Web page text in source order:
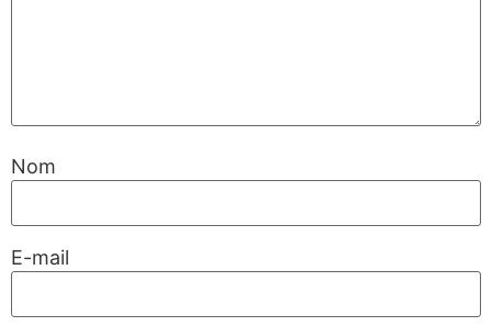
Nom
E-mail